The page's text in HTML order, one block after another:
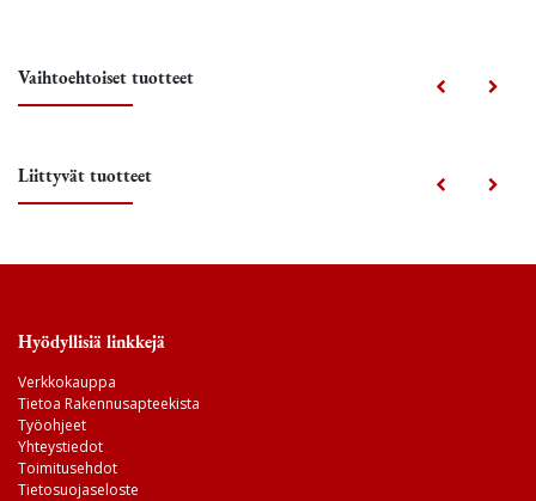
Vaihtoehtoiset tuotteet
Liittyvät tuotteet
Hyödyllisiä linkkejä
Verkkokauppa
Tietoa Rakennusapteekista
Työohjeet
Yhteystiedot
Toimitusehdot
Tietosuojaseloste